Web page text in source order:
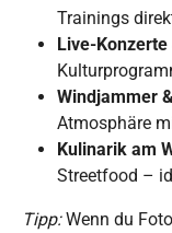
Trainings
Live-Konzerte
Windjammer
Atmosphäre
Kulinarik am
Streetfood –
Tipp:Wenn du